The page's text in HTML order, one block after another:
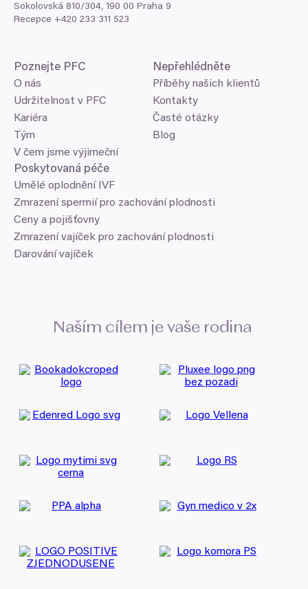
Sokolovská 810/304, 190 00 Praha 9
Recepce +420 233 311 523
Poznejte PFC
O nás
V čem jsme výjimeční
Tým
Udržitelnost v PFC
Kariéra
Poskytovaná péče
Umělé oplodnění IVF
Darování vajíček
Zmrazení vajíček pro zachování plodnosti
Zmrazení spermií pro zachování plodnosti
Ceny a pojišťovny
Nepřehlédněte
Příběhy našich klientů
Blog
Časté otázky
Kontakty
Naším cílem je vaše rodina